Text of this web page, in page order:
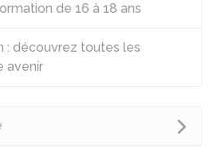
de 16 à 18 ans
: découvrez toutes les
avenir